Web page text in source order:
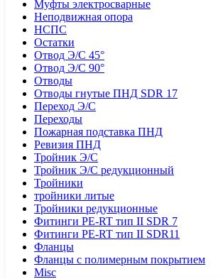
Муфты электросварные
Неподвижная опора
НСПС
Остатки
Отвод Э/С 45°
Отвод Э/С 90°
Отводы
Отводы гнутые ПНД SDR 17
Переход Э/С
Переходы
Пожарная подставка ПНД
Ревизия ПНД
Тройник Э/С
Тройник Э/С редукционный
Тройники
тройники литые
Тройники редукционные
Фитинги PE-RT тип II SDR 7
Фитинги PE-RT тип II SDR11
Фланцы
Фланцы с полимерным покрытием
Misc